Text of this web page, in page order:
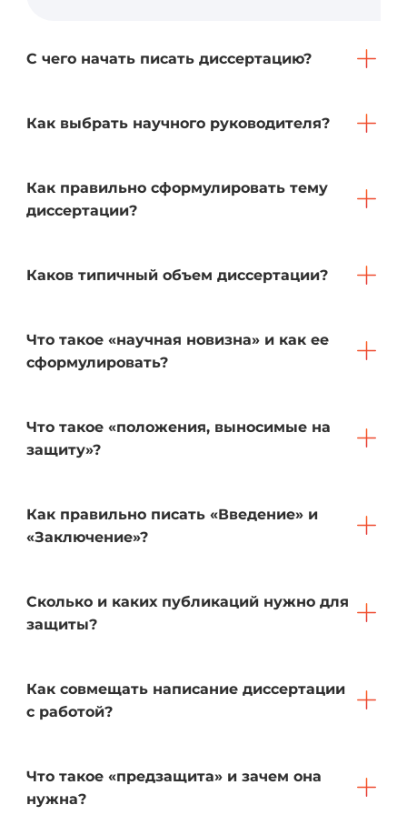
С чего начать писать диссертацию?
Как выбрать научного руководителя?
Как правильно сформулировать тему
диссертации?
Каков типичный объем диссертации?
Что такое «научная новизна» и как ее
сформулировать?
Что такое «положения, выносимые на
защиту»?
Как правильно писать «Введение» и
«Заключение»?
Сколько и каких публикаций нужно для
защиты?
Как совмещать написание диссертации
с работой?
Что такое «предзащита» и зачем она
нужна?